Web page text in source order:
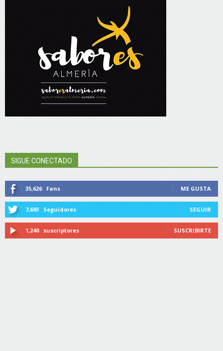
SIGUE CONECTADO
35,626 Fans ME GUSTA
7,693 Seguidores SEGUIR
1,240 suscriptores SUSCRIBIRTE